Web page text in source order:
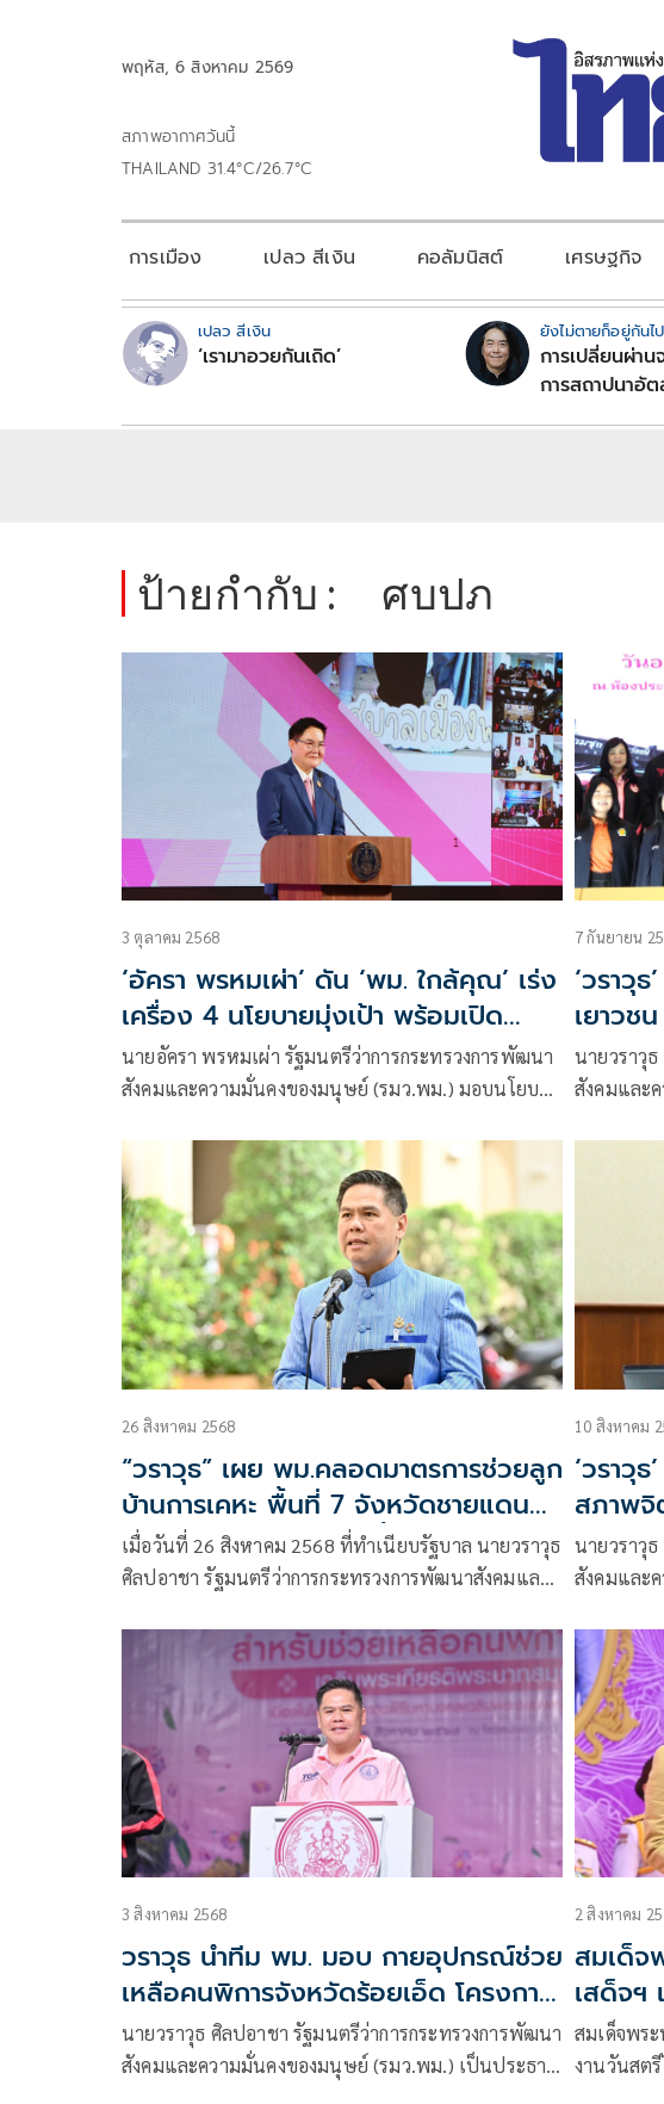
พฤหัส, 6 สิงหาคม 2569
สภาพอากาศวันนี้
THAILAND 31.4°C/26.7°C
การเมือง เปลว สีเงิน คอลัมนิสต์ เศรษฐกิจ
เปลว สีเงิน
‘เรามาอวยกันเถิด’
ยังไม่ตายก็อยู่กันไป
การเปลี่ยนผ่าน
การสถาปนาอั
ป้ายกำกับ : ศบปภ
3 ตุลาคม 2568
‘อัครา พรหมเผ่า’ ดัน ‘พม. ใกล้คุณ’ เร่ง
เครื่อง 4 นโยบายมุ่งเป้า พร้อมเปิด
‘ศูนย์ พม. Restart’ ช่วยกลุ่มเปราะบาง
ตั้งหลักได้จริง ลดรายจ่าย-สร้างรายได้-
นายอัครา พรหมเผ่า รัฐมนตรีว่าการกระทรวงการพัฒนา
สังคมและความมั่นคงของมนุษย์ (รมว.พม.) มอบนโยบาย
ของมนุษย์ ประจำปีงบประมาณ พ.ศ. 2569
7 กันยายน
‘วราวุ
เยาวช
ศรีสุพ
นายวราวุ
สังคมและ
สุพรรณบุ
“4 ทศวร
26 สิงหาคม 2568
“วราวุธ” เผย พม.คลอดมาตรการช่วยลูก
บ้านการเคหะ พื้นที่ 7 จังหวัดชายแดน
ไทย–กัมพูชา พักชำระหนี้-เว้นค่าเช่า
เมื่อวันที่ 26 สิงหาคม 2568 ที่ทำเนียบรัฐบาล นายวราวุธ
ศิลปอาชา รัฐมนตรีว่าการกระทรวงการพัฒนาสังคมและ
แห่งชาติ (กคช.) กระทรวงการพัฒนาสังคมและความ
มั่นคงของมนุษย์ (พม.) ห่วงใยพี่น้องกลุ่มเปราะบางและ
ประชาชนในพื้นที่ชายแดนไทย-กัมพูชา
10 สิงหาคม
‘วราวุ
สภาพจิ
เซกา-ร
นักเรีย
นายวราวุ
สังคมและ
3 สิงหาคม 2568
วราวุธ นำทีม พม. มอบ กายอุปกรณ์ช่วย
เหลือคนพิการจังหวัดร้อยเอ็ด โครงการ
เฉลิมพระเกียรติพระบาทสมเด็จ
พระเจ้าอยู่หัว
นายวราวุธ ศิลปอาชา รัฐมนตรีว่าการกระทรวงการพัฒนา
สังคมและความมั่นคงของมนุษย์ (รมว.พม.) เป็นประธาน
2 สิงหาคม
สมเด็จ
เสด็จฯ
2568
ต่อยอด
สมเด็จพร
งานวันสต